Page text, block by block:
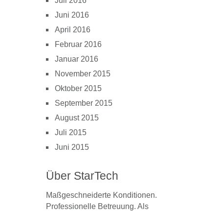
Juni 2016
April 2016
Februar 2016
Januar 2016
November 2015
Oktober 2015
September 2015
August 2015
Juli 2015
Juni 2015
Über StarTech
Maßgeschneiderte Konditionen.
Professionelle Betreuung. Als